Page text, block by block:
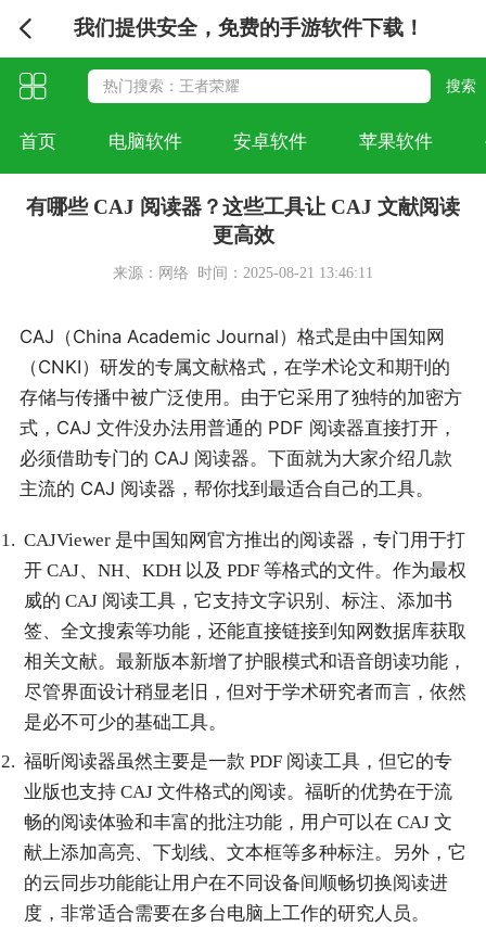
我们提供安全，免费的手游软件下载！
首页 电脑软件 安卓软件 苹果软件
有哪些 CAJ 阅读器？这些工具让 CAJ 文献阅读
更高效
来源：网络 时间：2025-08-21 13:46:11
CAJ（China Academic Journal）格式是由中国知网
（CNKI）研发的专属文献格式，在学术论文和期刊的
存储与传播中被广泛使用。由于它采用了独特的加密方
式，CAJ 文件没办法用普通的 PDF 阅读器直接打开，
必须借助专门的 CAJ 阅读器。下面就为大家介绍几款
主流的 CAJ 阅读器，帮你找到最适合自己的工具。
CAJViewer 是中国知网官方推出的阅读器，专门用于打
开 CAJ、NH、KDH 以及 PDF 等格式的文件。作为最权
威的 CAJ 阅读工具，它支持文字识别、标注、添加书
签、全文搜索等功能，还能直接链接到知网数据库获取
相关文献。最新版本新增了护眼模式和语音朗读功能，
尽管界面设计稍显老旧，但对于学术研究者而言，依然
是必不可少的基础工具。
福昕阅读器虽然主要是一款 PDF 阅读工具，但它的专
业版也支持 CAJ 文件格式的阅读。福昕的优势在于流
畅的阅读体验和丰富的批注功能，用户可以在 CAJ 文
献上添加高亮、下划线、文本框等多种标注。另外，它
的云同步功能能让用户在不同设备间顺畅切换阅读进
度，非常适合需要在多台电脑上工作的研究人员。